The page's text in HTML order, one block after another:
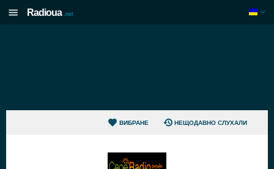
Radioua .net
ВИБРАНЕ НЕЩОДАВНО СЛУХАЛИ